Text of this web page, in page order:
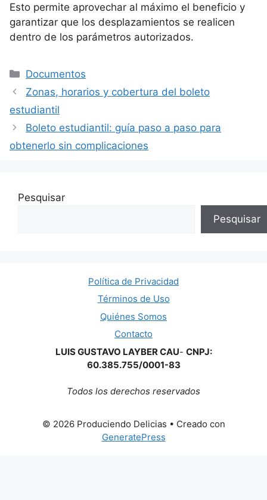
Esto permite aprovechar al máximo el beneficio y
garantizar que los desplazamientos se realicen
dentro de los parámetros autorizados.
Categorías
Documentos
Zonas, horarios y cobertura del boleto
estudiantil
Boleto estudiantil: guía paso a paso para
obtenerlo sin complicaciones
Pesquisar
Pesquisar
Política de Privacidad
Términos de Uso
Quiénes Somos
Contacto
LUIS GUSTAVO LAYBER CAU- CNPJ:
60.385.755/0001-83
Todos los derechos reservados
© 2026 Produciendo Delicias • Creado con
GeneratePress